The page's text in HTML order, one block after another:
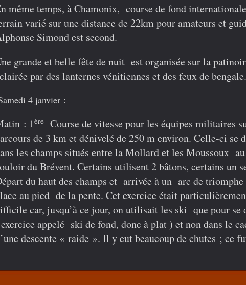
même temps, à Chamonix, course de fond internationale
varié sur une distance de 22km pour amateurs et
Simond est second.
grande et belle fête de nuit est organisée sur la
par des lanternes vénitiennes et des feux de bengale.
4 janvier :
: 1ère Course de vitesse pour les équipes militaires
de 3 km et dénivelé de 250 m environ. Celle-ci se
les champs situés entre la Mollard et les Moussoux
du Brévent. Certains utilisent 2 bâtons, certains un
du haut des champs et arrivée à un arc de
au pied de la pente. Cet exercice était
car, jusqu’à ce jour, on utilisait les ski que pour se
exercice appelé ski de fond, donc à plat ) et non dans le
descente « raide ». Il y eut beaucoup de chutes ; ce